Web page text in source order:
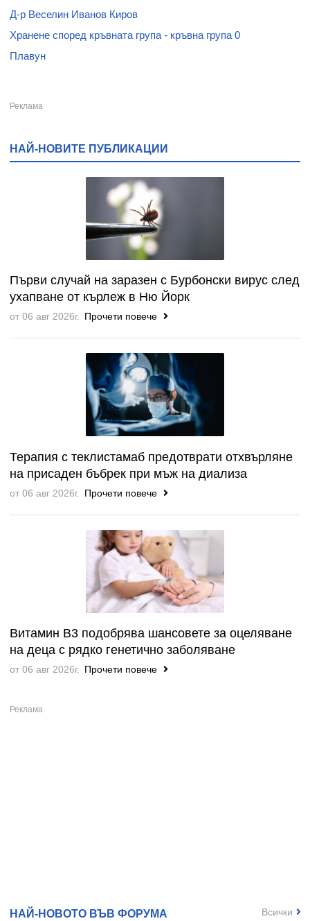
Д-р Веселин Иванов Киров
Хранене според кръвната група - кръвна група 0
Плавун
НАЙ-НОВИТЕ ПУБЛИКАЦИИ
Първи случай на заразен с Бурбонски вирус след
ухапване от кърлеж в Ню Йорк
от 06 авг 2026г. Прочети повече
Терапия с теклистамаб предотврати отхвърляне
на присаден бъбрек при мъж на диализа
от 06 авг 2026г. Прочети повече
Витамин B3 подобрява шансовете за оцеляване
на деца с рядко генетично заболяване
от 06 авг 2026г. Прочети повече
НАЙ-НОВОТО ВЪВ ФОРУМА Всички